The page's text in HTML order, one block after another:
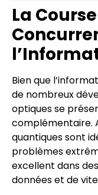
La
Bien que
de nombreux
optiques se
complémentaire.
quantiques sont
problèmes
excellent dans
données et de